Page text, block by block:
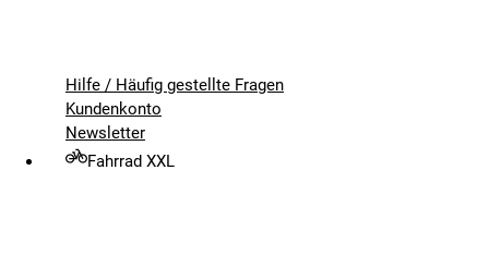
Hilfe / Häufig gestellte Fragen
Kundenkonto
Newsletter
Fahrrad XXL